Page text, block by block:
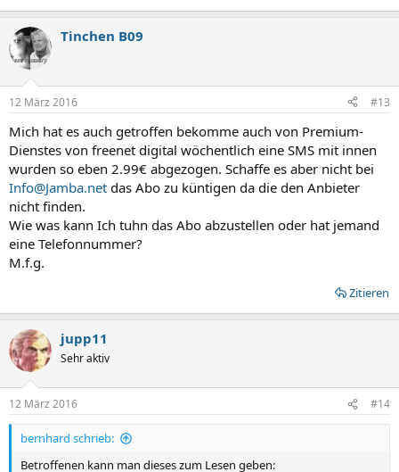
Tinchen B09
12 März 2016 #13
Mich hat es auch getroffen bekomme auch von Premium-
Dienstes von freenet digital wöchentlich eine SMS mit innen
wurden so eben 2.99€ abgezogen. Schaffe es aber nicht bei
Info@Jamba.net das Abo zu küntigen da die den Anbieter
nicht finden.
Wie was kann Ich tuhn das Abo abzustellen oder hat jemand
eine Telefonnummer?
M.f.g.
Zitieren
jupp11
Sehr aktiv
12 März 2016 #14
bernhard schrieb:
Betroffenen kann man dieses zum Lesen geben: